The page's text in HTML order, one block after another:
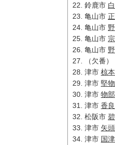
鈴鹿市
亀山市
亀山市
亀山市
亀山市
（欠番）
津市 椋
津市 堅
津市 物
津市 香
松阪市
津市 矢
津市 国